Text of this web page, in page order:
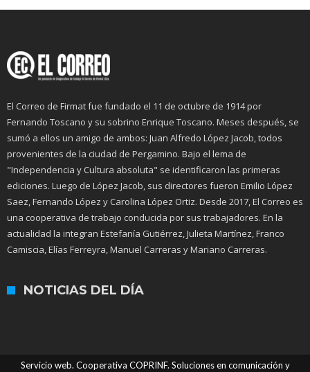
El Correo de Firmat fue fundado el 11 de octubre de 1914 por
Fernando Toscano y su sobrino Enrique Toscano. Meses después, se
sumó a ellos un amigo de ambos: Juan Alfredo López Jacob, todos
provenientes de la ciudad de Pergamino. Bajo el lema de
"Independencia y Cultura absoluta" se identificaron las primeras
ediciones. Luego de López Jacob, sus directores fueron Emilio López
Saez, Fernando López y Carolina López Ortiz. Desde 2017, El Correo es
una cooperativa de trabajo conducida por sus trabajadores. En la
actualidad la integran Estefanía Gutiérrez, Julieta Martínez, Franco
Camiscia, Elías Ferreyra, Manuel Carreras y Mariano Carreras.
NOTICIAS DEL DÍA
Servicio web. Cooperativa COPRINF. Soluciones en comunicación y